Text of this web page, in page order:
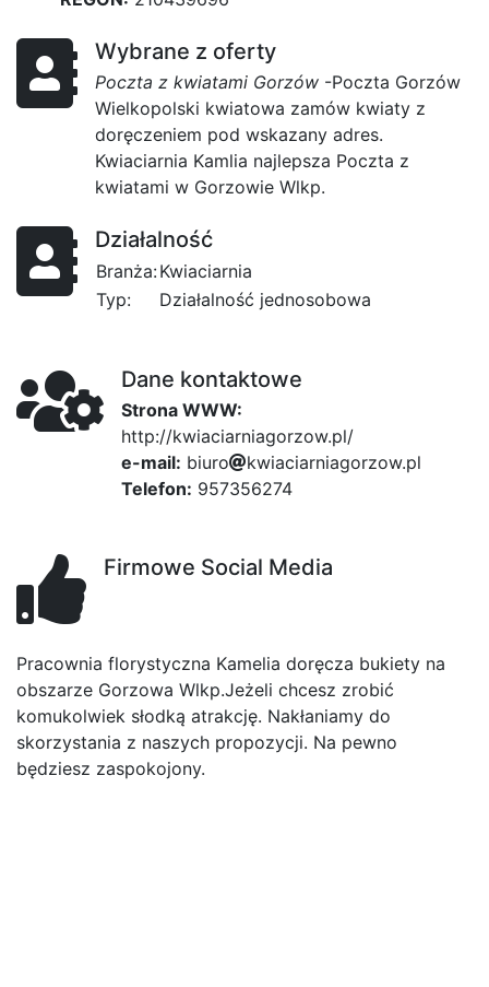
Wybrane z oferty
Poczta z kwiatami Gorzów -Poczta Gorzów
Wielkopolski kwiatowa zamów kwiaty z
doręczeniem pod wskazany adres.
Kwiaciarnia Kamlia najlepsza Poczta z
kwiatami w Gorzowie Wlkp.
Działalność
Branża:Kwiaciarnia
Typ:
Działalność jednosobowa
Dane kontaktowe
Strona WWW:
http://kwiaciarniagorzow.pl/
e-mail: biur2d6
o kwiacicc8
arnif8
agorzow.pl
Telefon: 957356274
Firmowe Social Media
Pracownia florystyczna Kamelia doręcza bukiety na
obszarze Gorzowa Wlkp.Jeżeli chcesz zrobić
komukolwiek słodką atrakcję. Nakłaniamy do
skorzystania z naszych propozycji. Na pewno
będziesz zaspokojony.